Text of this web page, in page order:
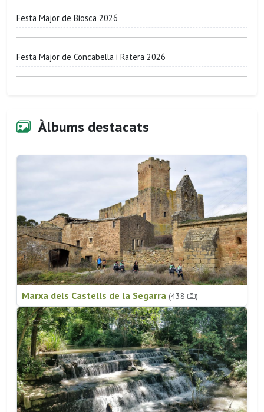
Festa Major de Biosca 2026
Festa Major de Concabella i Ratera 2026
Àlbums destacats
Marxa dels Castells de la Segarra (438 )